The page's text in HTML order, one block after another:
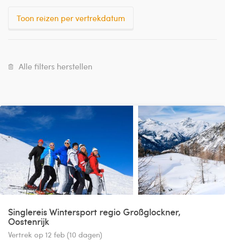
Toon reizen per vertrekdatum
Alle filters herstellen
Singlereis Wintersport regio Großglockner,
Oostenrijk
Vertrek op 12 feb (10 dagen)